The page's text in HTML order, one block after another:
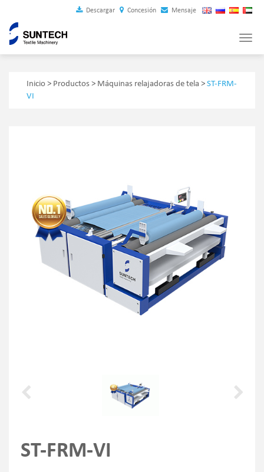
Descargar Concesión Mensaje
Inicio > Productos > Máquinas relajadoras de tela > ST-FRM-
VI
ST-FRM-VI